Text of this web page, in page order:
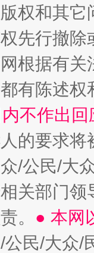
权和其它
先行撤
根据有
有陈述
不作出
的要求将
/公民/大
关部门
。 ● 本网
公民/大众